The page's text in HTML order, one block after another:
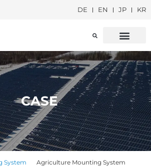
DE EN JP KR
CASE
System Agriculture Mounting System